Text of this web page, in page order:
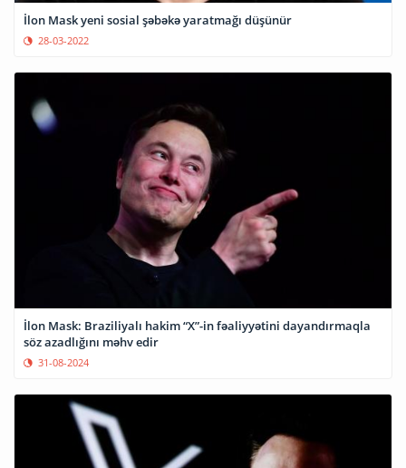
İlon Mask yeni sosial şəbəkə yaratmağı düşünür
28-03-2022
İlon Mask: Braziliyalı hakim “X”-in fəaliyyətini dayandırmaqla
söz azadlığını məhv edir
31-08-2024